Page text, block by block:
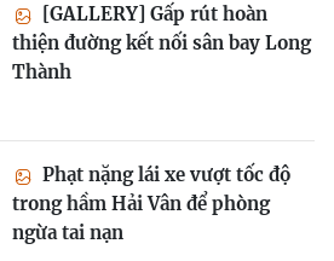
[GALLERY] Gấp rút hoàn
thiện đường kết nối sân bay Long
Thành
Phạt nặng lái xe vượt tốc độ
trong hầm Hải Vân để phòng
ngừa tai nạn